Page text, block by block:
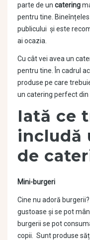
parte de un catering
pentru tine.
publicului și este
ai ocazia.
Cu cât vei avea un
pentru tine. În cadrul
produse pe care
un catering perfect din
Iată ce
includă
de
Mini-burgeri
Cine nu adoră
gustoase și se pot
burgerii se pot
copii. Sunt produse